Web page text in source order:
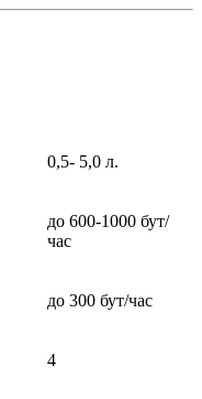
0,5- 5,0 л.
до 600-1000 бут/
час
до 300 бут/час
4